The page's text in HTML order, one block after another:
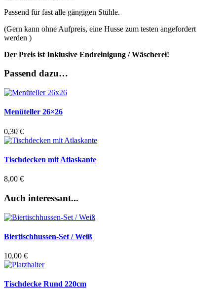
Passend für fast alle gängigen Stühle.
(Gern kann ohne Aufpreis, eine Husse zum testen angefordert
werden )
Der Preis ist Inklusive Endreinigung / Wäscherei!
Passend dazu…
Menüteller 26×26
0,30 €
Tischdecken mit Atlaskante
8,00 €
Auch interessant...
Biertischhussen-Set / Weiß
10,00 €
Tischdecke Rund 220cm